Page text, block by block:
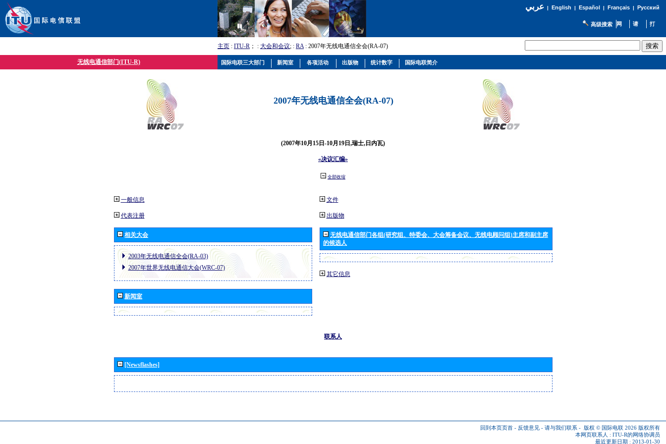
عربي| English | Español | Français| Русский
高级搜索
主页 : ITU-R ； : 大会和会议; : RA: 2007年无线电通信全会(RA-07)
无线电通信部门(ITU-R)
2007年无线电通信全会(RA-07)
(2007年10月15日-10月19日,瑞士,日内瓦)
«决议汇编»
全部收缩
一般信息
代表注册
相关大会
2003年无线电通信全会(RA-03)
2007年世界无线电通信大会(WRC-07)
新闻室
文件
出版物
无线电通信部门各组(研究组、特委会、大会筹备会议、无线电顾问组)主席和副主席
的候选人
其它信息
联系人
[Newsflashes]
回到本页页首 - 反馈意见 - 请与我们联系 - 版权 © 国际电联 2026 版权所有
本网页联系人 : ITU-R的网络协调员
最近更新日期 : 2013-01-30
国际电联三大部门 新闻室 各项活动 出版物 统计数字 国际电联简介